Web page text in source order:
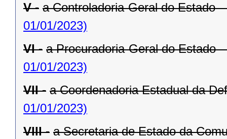
V - a Controladoria-Geral do Estado
01/01/2023)
VI - a Procuradoria-Geral do Estado
01/01/2023)
VII - a Coordenadoria Estadual da
01/01/2023)
VIII - a Secretaria de Estado da